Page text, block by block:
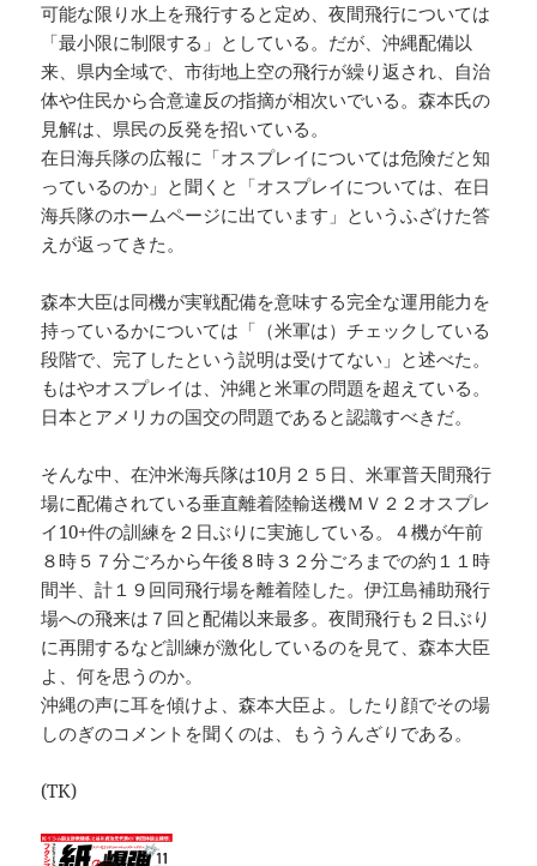
可能な限り水上を飛行すると定め、夜間飛行については
「最小限に制限する」としている。だが、沖縄配備以
来、県内全域で、市街地上空の飛行が繰り返され、自治
体や住民から合意違反の指摘が相次いでいる。森本氏の
見解は、県民の反発を招いている。
在日海兵隊の広報に「オスプレイについては危険だと知
っているのか」と聞くと「オスプレイについては、在日
海兵隊のホームページに出ています」というふざけた答
えが返ってきた。
森本大臣は同機が実戦配備を意味する完全な運用能力を
持っているかについては「（米軍は）チェックしている
段階で、完了したという説明は受けてない」と述べた。
もはやオスプレイは、沖縄と米軍の問題を超えている。
日本とアメリカの国交の問題であると認識すべきだ。
そんな中、在沖米海兵隊は10月２５日、米軍普天間飛行
場に配備されている垂直離着陸輸送機ＭＶ２２オスプレ
イ10+件の訓練を２日ぶりに実施している。４機が午前
８時５７分ごろから午後８時３２分ごろまでの約１１時
間半、計１９回同飛行場を離着陸した。伊江島補助飛行
場への飛来は７回と配備以来最多。夜間飛行も２日ぶり
に再開するなど訓練が激化しているのを見て、森本大臣
よ、何を思うのか。
沖縄の声に耳を傾けよ、森本大臣よ。したり顔でその場
しのぎのコメントを聞くのは、もううんざりである。
(TK)